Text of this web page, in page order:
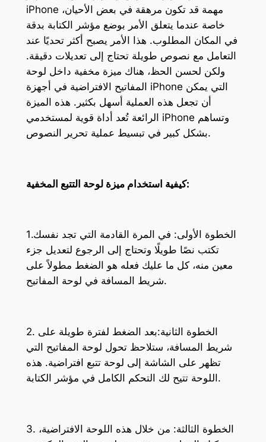
iPhone مهمة قد تكون مرهقة في بعض الأحيان،
خاصة عندما يتعلق الأمر بوضع مؤشر الكتابة بدقة
في المكان المطلوب. هذا الأمر يصبح أكثر تحديًا عند
التعامل مع نصوص طويلة تحتاج إلى تعديلات دقيقة.
ولكن لحسن الحظ، هناك ميزة مخفية داخل لوحة
المفاتيح الافتراضية في أجهزة iPhone التي يمكن
أن تجعل هذه العملية أسهل بكثير. هذه الميزة
الرائعة تُعد أداة قوية لمستخدمي iPhone وتساهم
بشكل كبير في تبسيط عملية تحرير النصوص.
كيفية استخدام ميزة لوحة التتبع المخفية:
1.الخطوة الأولى: في المرة القادمة التي تجد نفسك
تكتب نصًا طويلًا وتحتاج إلى الرجوع لتعديل جزء
معين منه، كل ما عليك فعله هو الضغط مطولاً على
شريط المسافة في لوحة المفاتيح.
2. الخطوة الثانية:بعد الضغط لفترة طويلة على
شريط المسافة، ستلاحظ تحول لوحة المفاتيح التي
تظهر على الشاشة إلى لوحة تتبع افتراضية. هذه
اللوحة تتيح لك التحكم الكامل في مؤشر الكتابة.
3. الخطوة الثالثة: من خلال هذه اللوحة الافتراضية،